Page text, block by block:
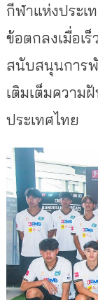
กีฬาแห่งประเ
ข้อตกลงเมื่อเ
สนับสนุนการ
เติมเต็มความ
ประเทศไทย